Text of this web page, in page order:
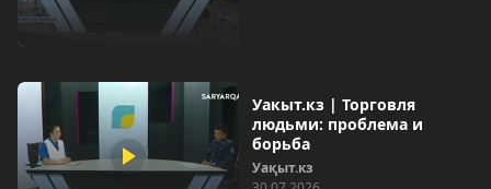
Уакыт.кз | Торговля
людьми: проблема и
борьба
Уақыт.кз